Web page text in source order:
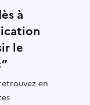
à
le
en